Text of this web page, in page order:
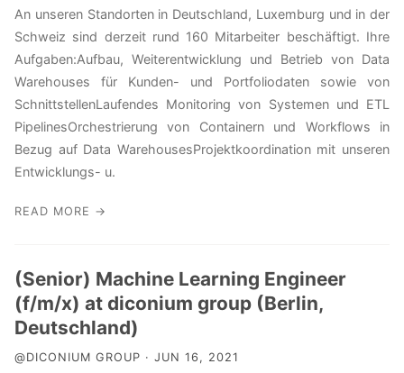
An unseren Standorten in Deutschland, Luxemburg und in der
Schweiz sind derzeit rund 160 Mitarbeiter beschäftigt. Ihre
Aufgaben:Aufbau, Weiterentwicklung und Betrieb von Data
Warehouses für Kunden- und Portfoliodaten sowie von
SchnittstellenLaufendes Monitoring von Systemen und ETL
PipelinesOrchestrierung von Containern und Workflows in
Bezug auf Data WarehousesProjektkoordination mit unseren
Entwicklungs- u.
READ MORE →
(Senior) Machine Learning Engineer
(f/m/x) at diconium group (Berlin,
Deutschland)
@DICONIUM GROUP · JUN 16, 2021